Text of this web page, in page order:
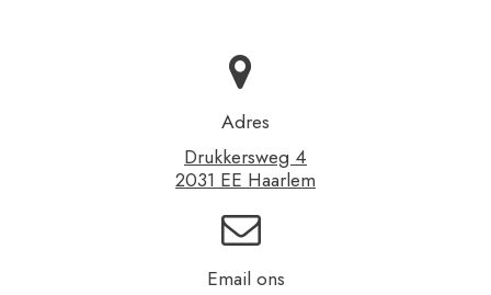
Adres
Drukkersweg 4
2031 EE Haarlem
Email ons